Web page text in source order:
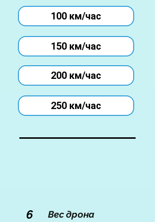
100 км/час
150 км/час
200 км/час
250 км/час
6 Вес дрона